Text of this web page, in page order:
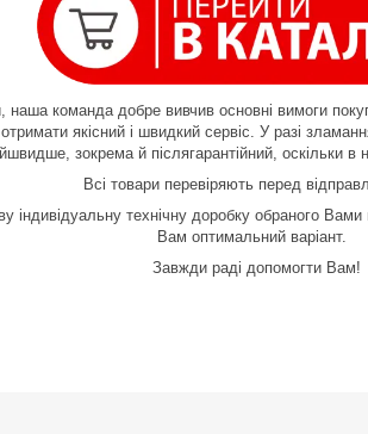
наша команда добре вивчив основні вимоги
якісний і швидкий сервіс. У разі
зокрема й післягарантійний, оскільки в
Всі товари перевіряють перед
індивідуальну технічну доробку обраного Вами
Вам оптимальний варіант.
Завжди раді допомогти Вам!